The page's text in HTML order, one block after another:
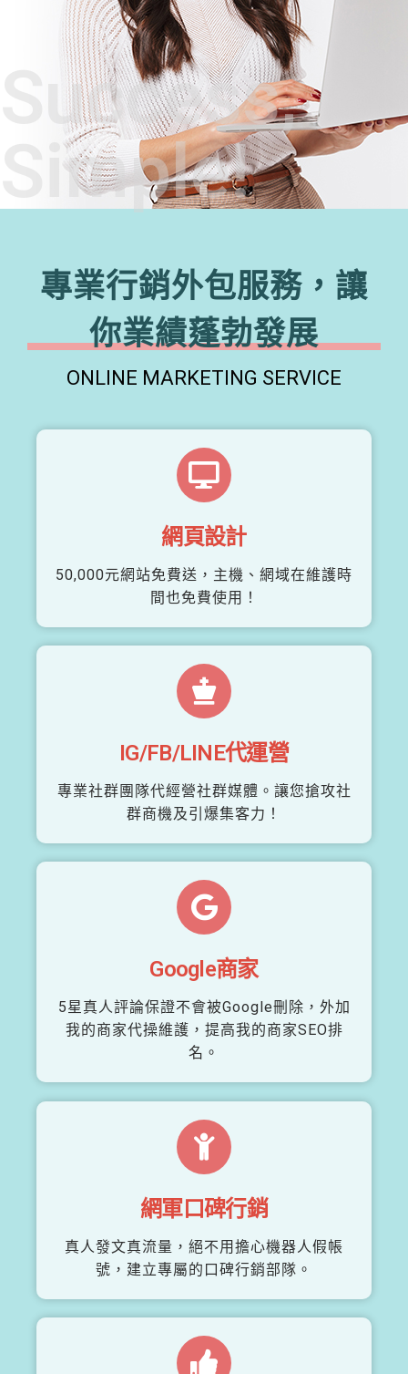
Success,
Simple!
專業行銷外包服務，讓
你業績蓬勃發展
ONLINE MARKETING SERVICE
網頁設計
50,000元網站免費送，主機、網域在維護時
間也免費使用！
IG/FB/LINE代運營
專業社群團隊代經營社群媒體。讓您搶攻社
群商機及引爆集客力！
Google商家
5星真人評論保證不會被Google刪除，外加
我的商家代操維護，提高我的商家SEO排
名。
網軍口碑行銷
真人發文真流量，絕不用擔心機器人假帳
號，建立專屬的口碑行銷部隊。